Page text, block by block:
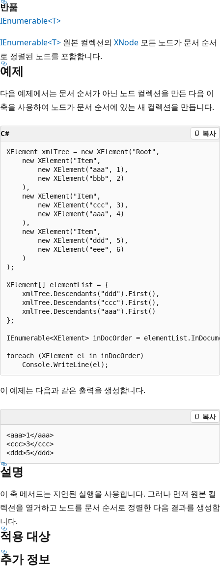
반품
IEnumerable<T>
IEnumerable<T> 원본 컬렉션의 XNode 모든 노드가 문서 순서
로 정렬된 노드를 포함합니다.
예제
다음 예제에서는 문서 순서가 아닌 노드 컬렉션을 만든 다음 이
축을 사용하여 노드가 문서 순서에 있는 새 컬렉션을 만듭니다.
C# 복사
XElement xmlTree = new XElement("Root",
    new XElement("Item",
        new XElement("aaa", 1),
        new XElement("bbb", 2)
    ),
    new XElement("Item",
        new XElement("ccc", 3),
        new XElement("aaa", 4)
    ),
    new XElement("Item",
        new XElement("ddd", 5),
        new XElement("eee", 6)
    )
);
XElement[] elementList = {
    xmlTree.Descendants("ddd").First(),
    xmlTree.Descendants("ccc").First(),
    xmlTree.Descendants("aaa").First()
};
IEnumerable<XElement> inDocOrder =
foreach (XElement el in inDocOrder)
이 예제는 다음과 같은 출력을 생성합니다.
복사
<aaa>1</aaa>
<ccc>3</ccc>
설명
이 축 메서드는 지연된 실행을 사용합니다. 그러나 먼저 원본 컬
렉션을 열거하고 노드를 문서 순서로 정렬한 다음 결과를 생성합
니다.
적용 대상
추가 정보